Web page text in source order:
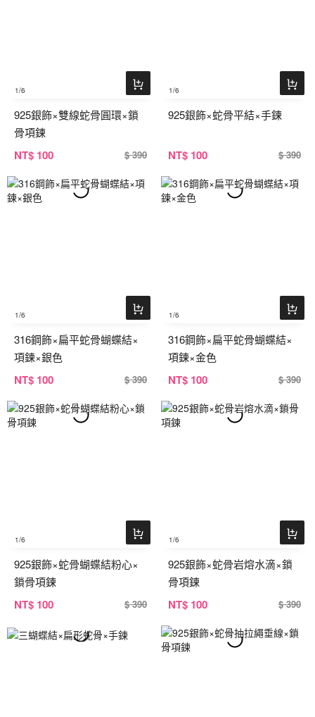
1/6
925銀飾×雙線蛇骨圓環×鎖
骨項鍊
NT$ 100 $ 390
1/6
925銀飾×蛇骨平結×手鍊
NT$ 100 $ 390
1/6
316鋼飾×扁平蛇骨蝴蝶結×
項鍊×銀色
NT$ 100 $ 390
1/6
316鋼飾×扁平蛇骨蝴蝶結×
項鍊×金色
NT$ 100 $ 390
1/6
925銀飾×蛇骨蝴蝶結粉心×
鎖骨項鍊
NT$ 100 $ 390
1/6
925銀飾×蛇骨岩熔水滴×鎖
骨項鍊
NT$ 100 $ 390